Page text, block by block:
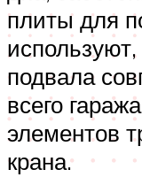
плиты для
подвала
всего
элементов
крана.